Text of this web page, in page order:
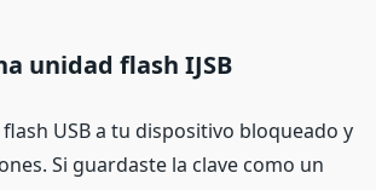
unidad flash IJSB
USB a tu dispositivo bloqueado y
Si guardaste la clave como un